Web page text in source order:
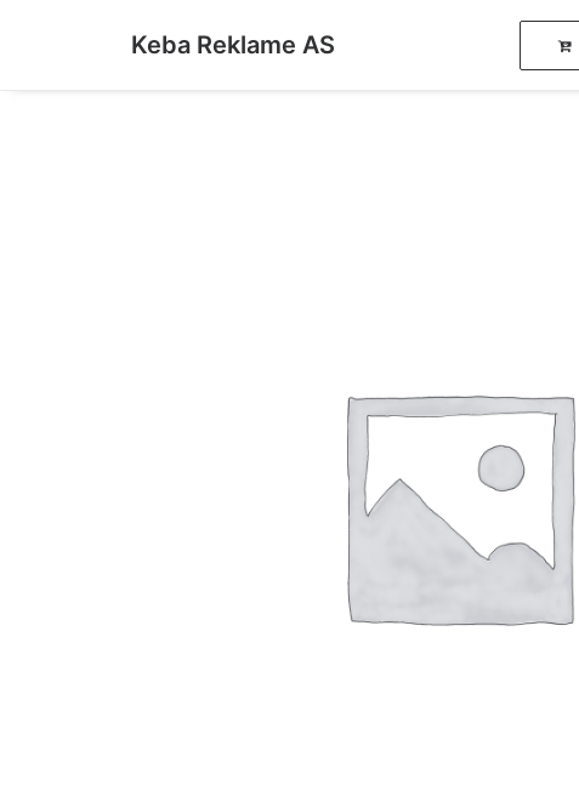
Keba Reklame AS